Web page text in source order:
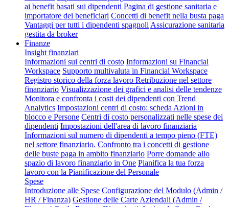
ai benefit basati sui dipendenti Pagina di gestione sanitaria e
importatore dei beneficiari Concetti di benefit nella busta paga
Vantaggi per tutti i dipendenti spagnoli Assicurazione sanitaria
gestita da broker
Finanze
Insight finanziari
Informazioni sui centri di costo Informazioni su Financial
Workspace Supporto multivaluta in Financial Workspace
Registro storico della forza lavoro Retribuzione nel settore
finanziario Visualizzazione dei grafici e analisi delle tendenze
Monitora e confronta i costi dei dipendenti con Trend
Analytics Impostazioni centri di costo: scheda Azioni in
blocco e Persone Centri di costo personalizzati nelle spese dei
dipendenti Impostazioni dell'area di lavoro finanziaria
Informazioni sul numero di dipendenti a tempo pieno (FTE)
nel settore finanziario. Confronto tra i concetti di gestione
delle buste paga in ambito finanziario Porre domande allo
spazio di lavoro finanziario in One Pianifica la tua forza
lavoro con la Pianificazione del Personale
Spese
Introduzione alle Spese Configurazione del Modulo (Admin /
HR / Finanza) Gestione delle Carte Aziendali (Admin /